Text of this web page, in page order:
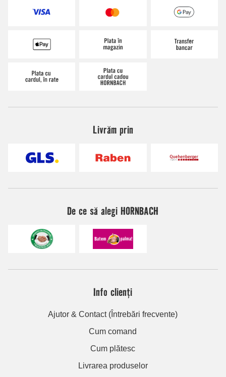
Livrăm prin
De ce să alegi HORNBACH
Info clienți
Ajutor & Contact (Întrebări frecvente)
Cum comand
Cum plătesc
Livrarea produselor